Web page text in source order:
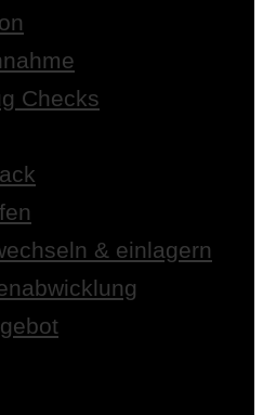
Checks
& einlagern